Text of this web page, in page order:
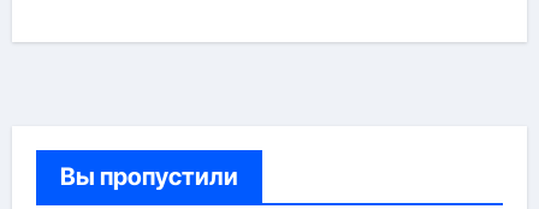
Вы пропустили